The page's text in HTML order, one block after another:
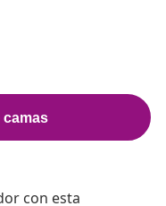
con esta